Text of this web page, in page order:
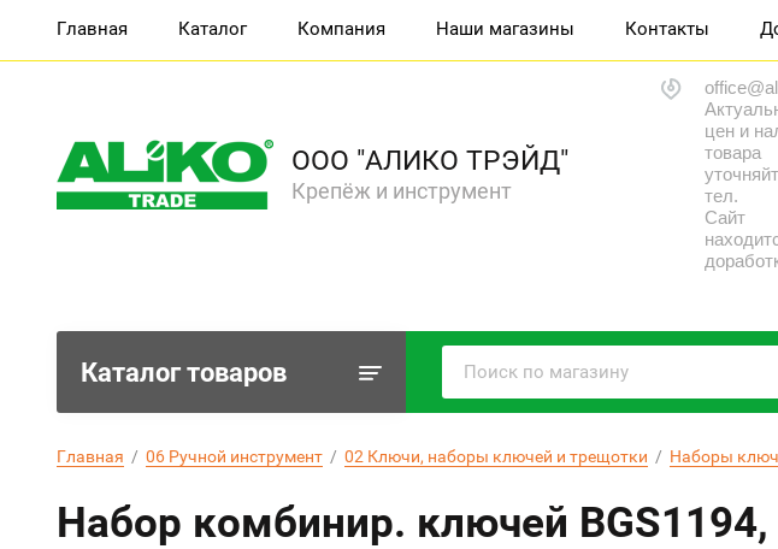
Главная Каталог Компания Наши магазины Контакты
ООО "АЛИКО ТРЭЙД"
Крепёж и инструмент
цен и
товара
тел.
Сайт
Каталог товаров
Главная
  /
06 Ручной инструмент
  /
02 Ключи, наборы ключей и трещотки
  /
Наборы
Набор комбинир. ключей